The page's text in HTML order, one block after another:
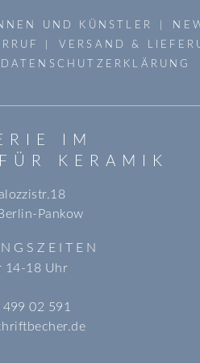
UND KÜNSTLER
VERSAND &
DATENSCHUTZERKLÄRUNG
IM
KERAMIK
Pankow
14-18 Uhr
02 591